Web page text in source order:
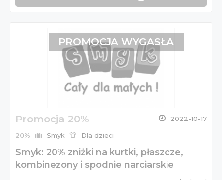
Promocja 20% 2022-10-17
20% Smyk Dla dzieci
Smyk: 20% zniżki na kurtki, płaszcze,
kombinezony i spodnie narciarskie
PROMOCJA WYGASŁA